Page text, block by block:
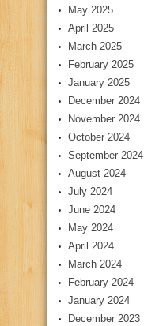
May 2025
April 2025
March 2025
February 2025
January 2025
December 2024
November 2024
October 2024
September 2024
August 2024
July 2024
June 2024
May 2024
April 2024
March 2024
February 2024
January 2024
December 2023